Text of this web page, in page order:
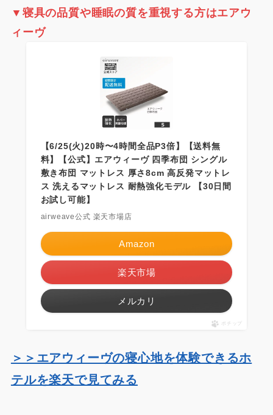
▼ 寝具の品質や睡眠の質を重視する方はエアウ
ィーヴ
【6/25(火)20時〜4時間全品P3倍】【送料無
料】【公式】エアウィーヴ 四季布団 シングル
敷き布団 マットレス 厚さ8cm 高反発マットレ
ス 洗えるマットレス 耐熱強化モデル 【30日間
お試し可能】
airweave公式 楽天市場店
Amazon
楽天市場
メルカリ
ポチップ
＞＞エアウィーヴの寝心地を体験できるホ
テルを楽天で見てみる